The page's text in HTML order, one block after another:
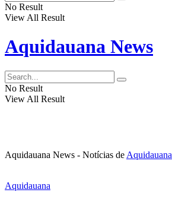
No Result
View All Result
Aquidauana News
No Result
View All Result
Aquidauana News - Notícias de Aquidauana
Aquidauana